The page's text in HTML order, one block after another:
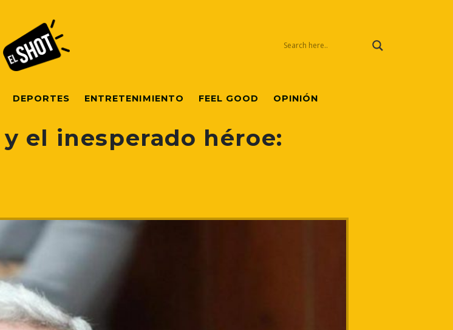
DEPORTES ENTRETENIMIENTO FEEL GOOD OPINIÓN
y el inesperado héroe: